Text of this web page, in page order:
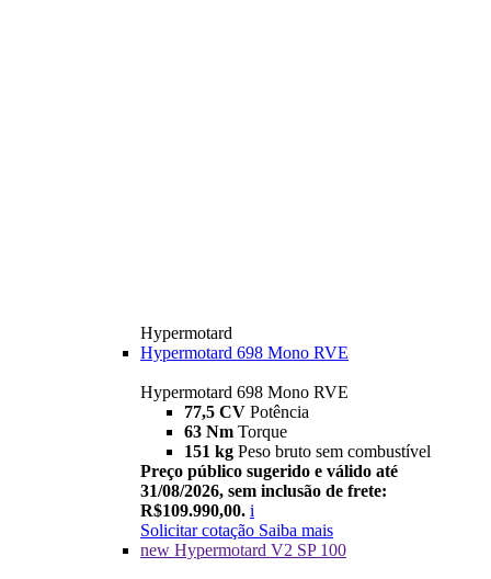
Hypermotard
Hypermotard 698 Mono RVE
Hypermotard 698 Mono RVE
77,5 CV Potência
63 Nm Torque
151 kg Peso bruto sem combustível
Preço público sugerido e válido até
31/08/2026, sem inclusão de frete:
R$109.990,00. i
Solicitar cotação Saiba mais
new Hypermotard V2 SP 100